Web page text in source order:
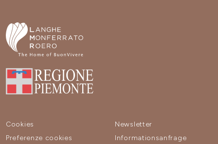
Cookies
Preferenze cookies
Newsletter
Informationsanfrage